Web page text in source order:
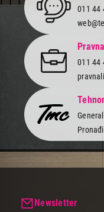
011 44
011 44
Newsletter